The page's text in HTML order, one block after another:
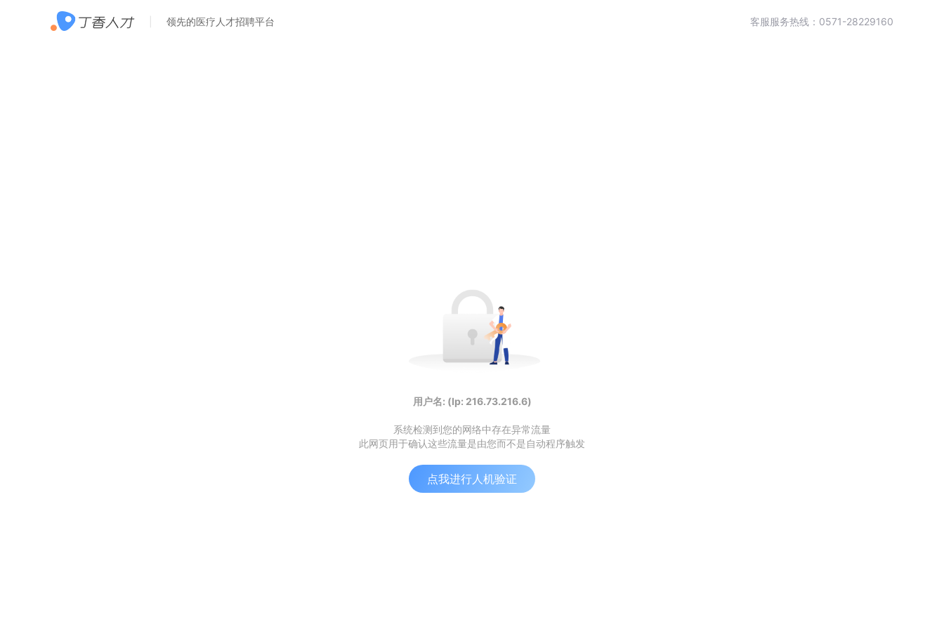
领先的医疗人才招聘平台 客服服务热线：0571-28229160
用户名: (Ip: 216.73.216.6)
系统检测到您的网络中存在异常流量
此网页用于确认这些流量是由您而不是自动程序触发
点我进行人机验证